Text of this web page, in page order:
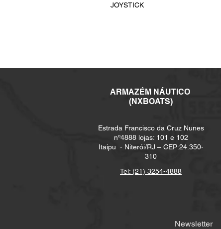
JOYSTICK
ARMAZÉM NÁUTICO
(NXBOATS)
Estrada Francisco da Cruz Nunes
nº4888 lojas: 101 e 102
Itaipu - Niterói/RJ – CEP:24.350-
310
Tel: (21) 3254-4888
Newsletter